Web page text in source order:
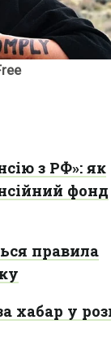
з РФ»: як
фонд
правила
хабар у